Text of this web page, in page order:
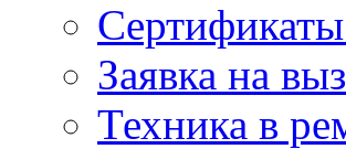
Заявка на
Техника в